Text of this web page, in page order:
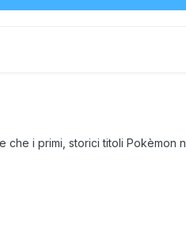
i primi, storici titoli Pokèmon